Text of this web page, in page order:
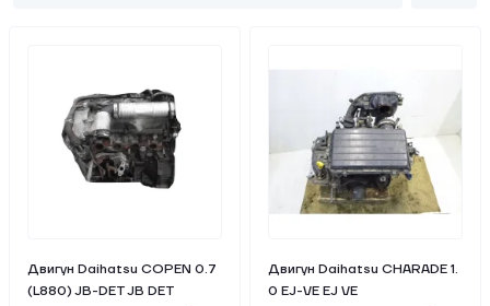
Двигун Daihatsu COPEN 0.7
(L880) JB-DET JB DET
Двигун Daihatsu CHARADE 1.
0 EJ-VE EJ VE